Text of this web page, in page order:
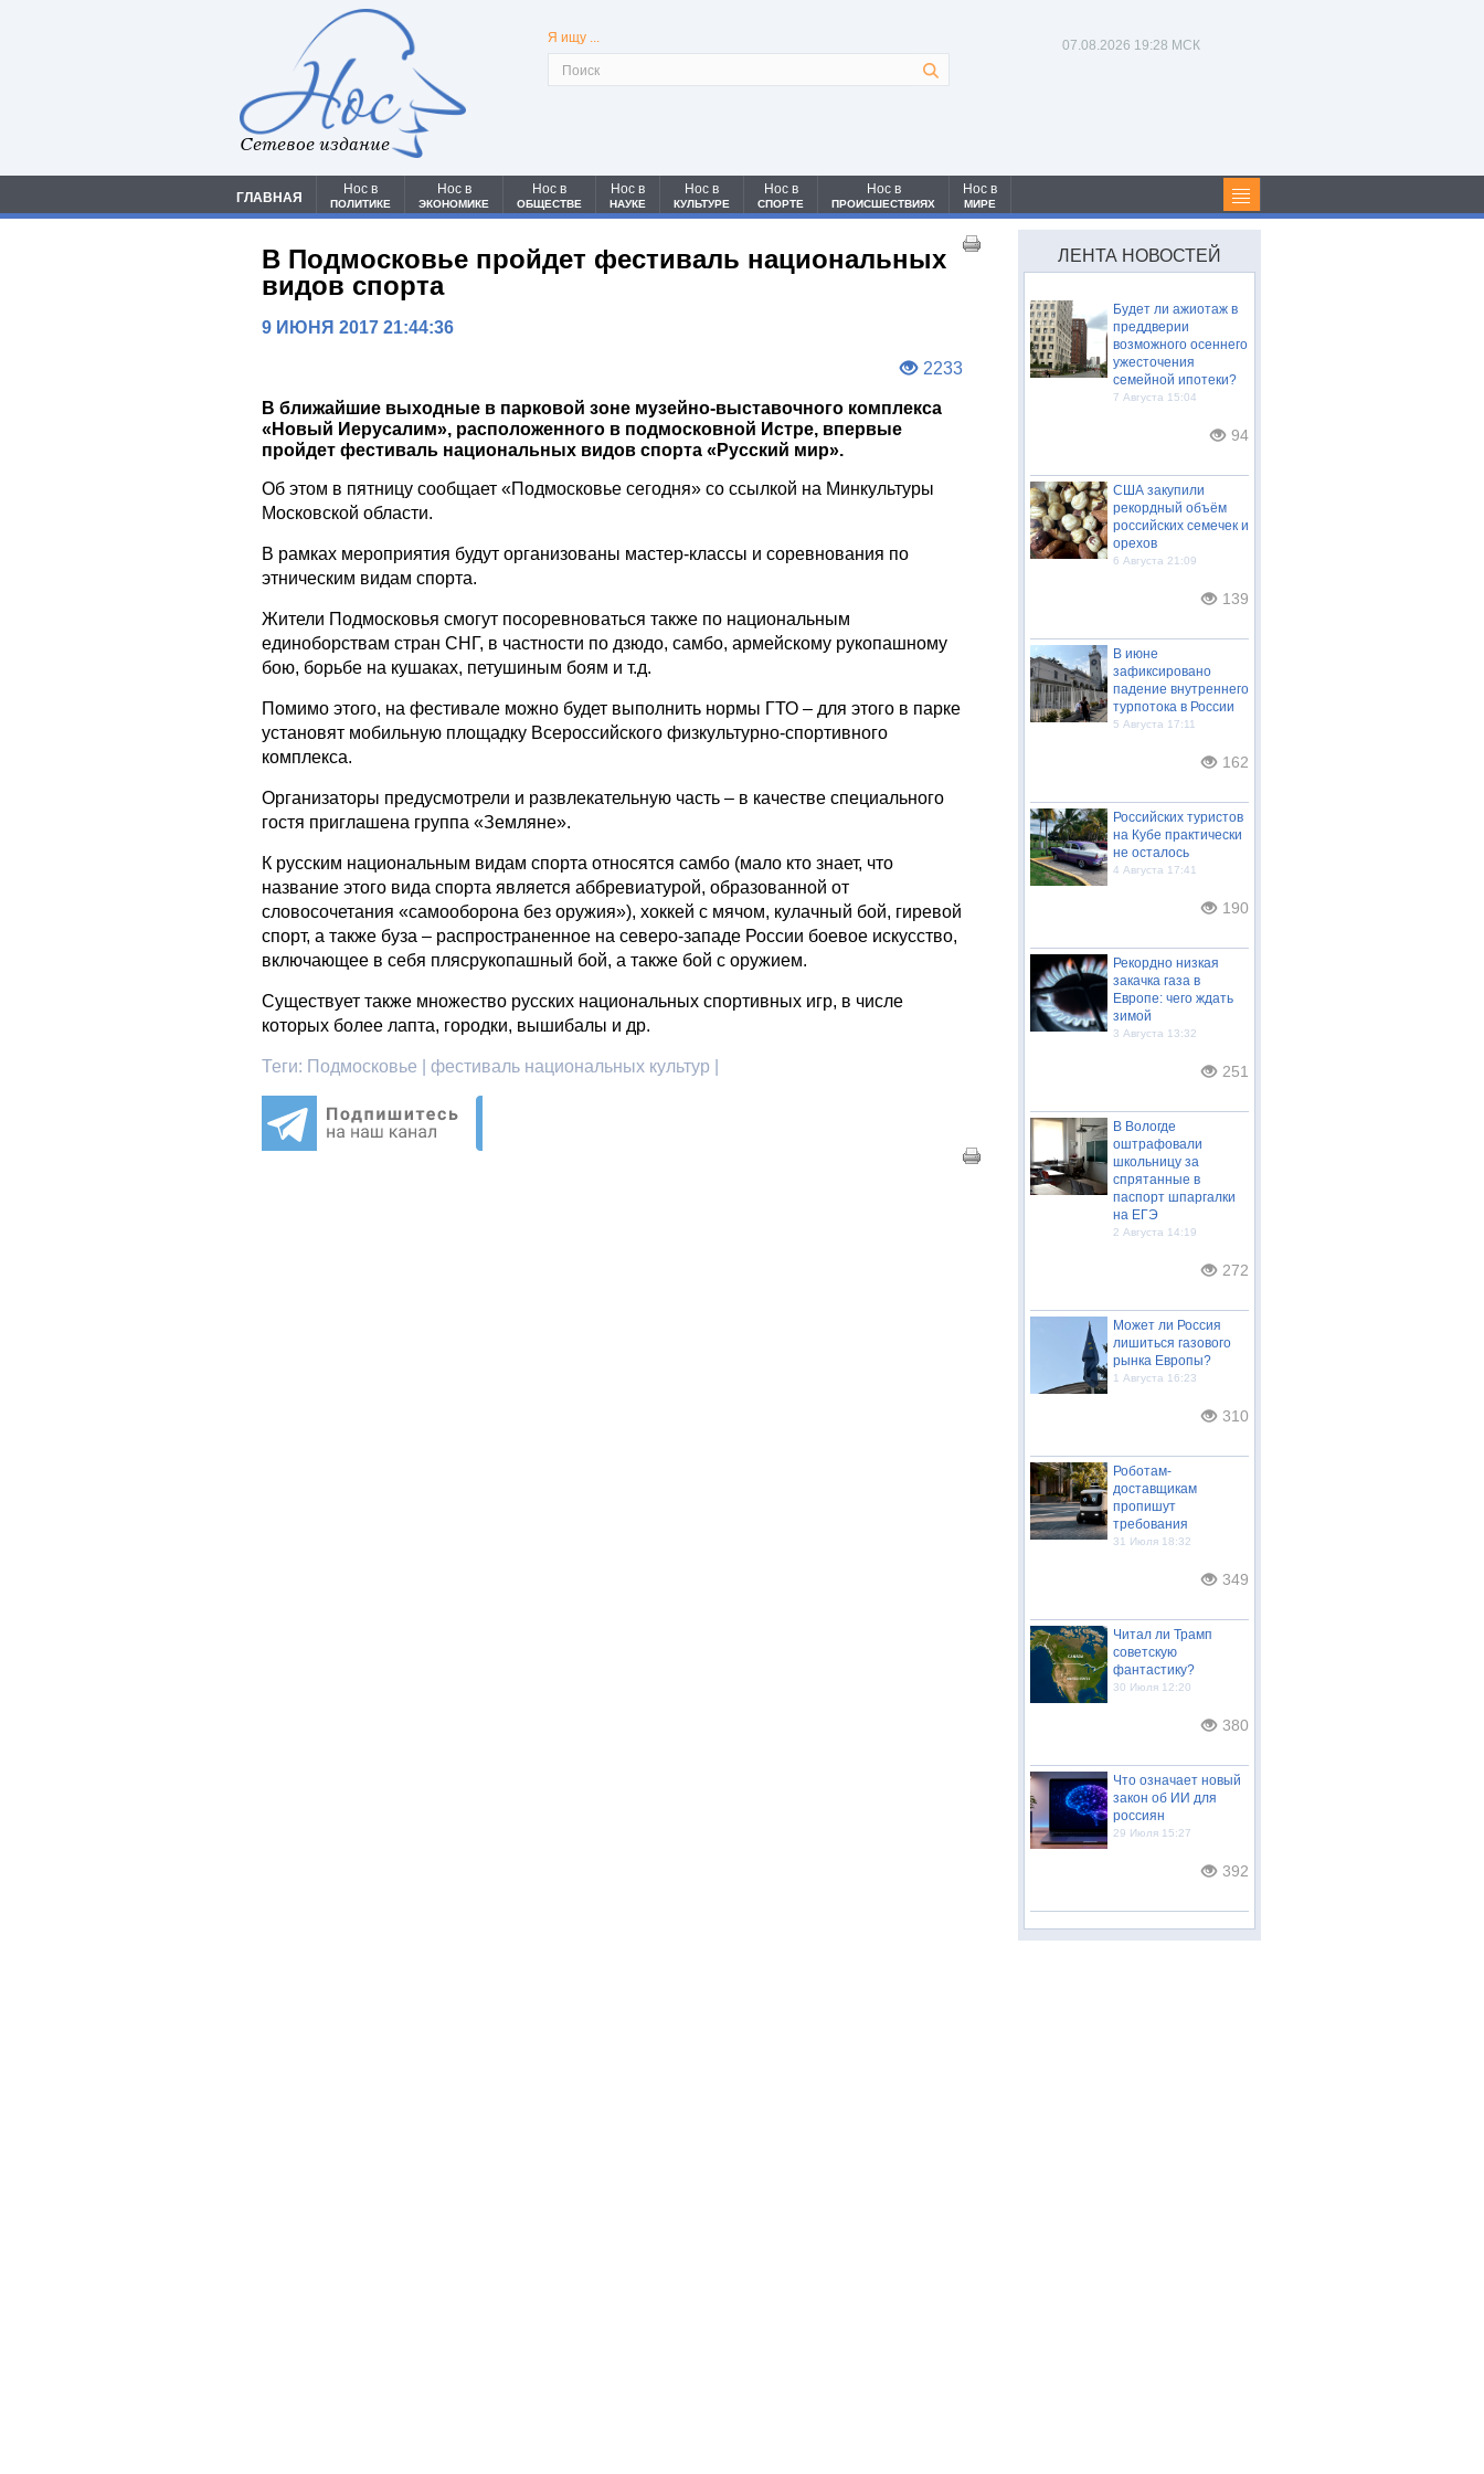
Сетевое издание
Я ищу ... 07.08.2026 19:28 МСК
ГЛАВНАЯ
Нос в
ПОЛИТИКЕ
Нос в
ЭКОНОМИКЕ
Нос в
ОБЩЕСТВЕ
Нос в
НАУКЕ
Нос в
КУЛЬТУРЕ
Нос в
СПОРТЕ
Нос в
ПРОИСШЕСТВИЯХ
Нос в
МИРЕ
В Подмосковье пройдет фестиваль национальных
видов спорта
9 ИЮНЯ 2017 21:44:36
2233
В ближайшие выходные в парковой зоне музейно-выставочного комплекса
«Новый Иерусалим», расположенного в подмосковной Истре, впервые
пройдет фестиваль национальных видов спорта «Русский мир».
Об этом в пятницу сообщает «Подмосковье сегодня» со ссылкой на Минкультуры
Московской области.
В рамках мероприятия будут организованы мастер-классы и соревнования по
этническим видам спорта.
Жители Подмосковья смогут посоревноваться также по национальным
единоборствам стран СНГ, в частности по дзюдо, самбо, армейскому рукопашному
бою, борьбе на кушаках, петушиным боям и т.д.
Помимо этого, на фестивале можно будет выполнить нормы ГТО – для этого в парке
установят мобильную площадку Всероссийского физкультурно-спортивного
комплекса.
Организаторы предусмотрели и развлекательную часть – в качестве специального
гостя приглашена группа «Земляне».
К русским национальным видам спорта относятся самбо (мало кто знает, что
название этого вида спорта является аббревиатурой, образованной от
словосочетания «самооборона без оружия»), хоккей с мячом, кулачный бой, гиревой
спорт, а также буза – распространенное на северо-западе России боевое искусство,
включающее в себя плясрукопашный бой, а также бой с оружием.
Существует также множество русских национальных спортивных игр, в числе
которых более лапта, городки, вышибалы и др.
Теги: Подмосковье | фестиваль национальных культур |
ЛЕНТА НОВОСТЕЙ
Будет ли ажиотаж в
преддверии
возможного осеннего
ужесточения
семейной ипотеки?
7 Августа 15:04
94
США закупили
рекордный объём
российских семечек и
орехов
6 Августа 21:09
139
В июне
зафиксировано
падение внутреннего
турпотока в России
5 Августа 17:11
162
Российских туристов
на Кубе практически
не осталось
4 Августа 17:41
190
Рекордно низкая
закачка газа в
Европе: чего ждать
зимой
3 Августа 13:32
251
В Вологде
оштрафовали
школьницу за
спрятанные в
паспорт шпаргалки
на ЕГЭ
2 Августа 14:19
272
Может ли Россия
лишиться газового
рынка Европы?
1 Августа 16:23
310
Роботам-
доставщикам
пропишут
требования
31 Июля 18:32
349
Читал ли Трамп
советскую
фантастику?
30 Июля 12:20
380
Что означает новый
закон об ИИ для
россиян
29 Июля 15:27
392